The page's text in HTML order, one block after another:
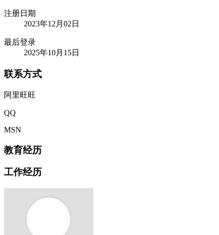
注册日期
2023年12月02日
最后登录
2025年10月15日
联系方式
阿里旺旺
QQ
MSN
教育经历
工作经历